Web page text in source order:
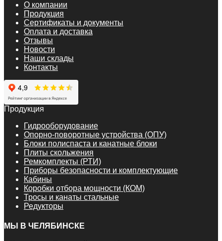
О компании
Продукция
Сертификаты и документы
Оплата и доставка
Отзывы
Новости
Наши склады
Контакты
Продукция
Гидрооборудование
Опорно-поворотные устройства (ОПУ)
Блоки полиспаста и канатные блоки
Плиты скольжения
Ремкомплекты (РТИ)
Приборы безопасности и комплектующие
Кабины
Коробки отбора мощности (КОМ)
Тросы и канаты стальные
Редукторы
МЫ В ЧЕЛЯБИНСКЕ